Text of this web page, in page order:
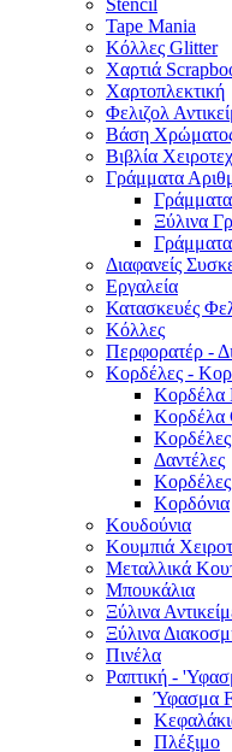
Stencil
Tape Mania
Κόλλες Glitter
Χαρτιά
Χαρτοπλεκτική
Φελιζολ
Βάση
Βιβλία
Γράμματα
Ξύλινα
Διαφανείς
Εργαλεία
Κατασκευές
Κόλλες
Περφορατέρ -
Κορδέλες -
Κορδέλα
Κορδέλα
Δαντέλες
Κορδέλες
Κορδόνια
Κουδούνια
Κουμπιά
Μεταλλικά
Μπουκάλια
Ξύλινα
Ξύλινα
Πινέλα
Ραπτική -
Ύφασμα
Πλέξιμο